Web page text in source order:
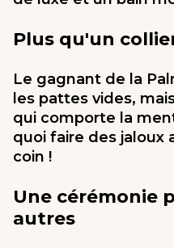
Plus qu'un
Le gagnant de la
les pattes vides,
qui comporte la
quoi faire des jaloux
coin !
Une cérémonie
autres